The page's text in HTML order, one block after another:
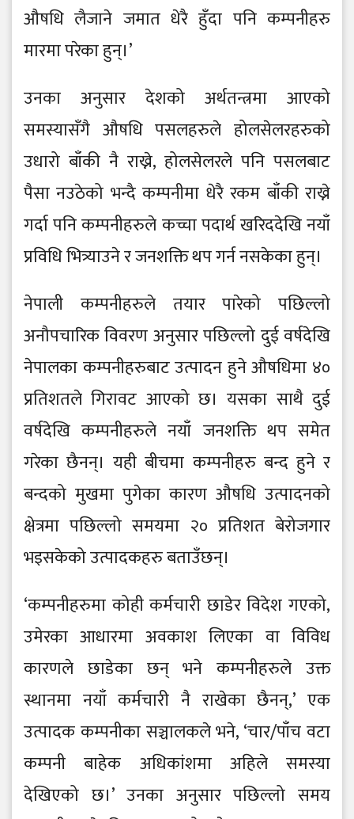
औषधि लैजाने जमात धेरै हुँदा पनि कम्पनीहरु
मारमा परेका हुन्।’
उनका अनुसार देशको अर्थतन्त्रमा आएको
समस्यासँगै औषधि पसलहरुले होलसेलरहरुको
उधारो बाँकी नै राख्ने, होलसेलरले पनि पसलबाट
पैसा नउठेको भन्दै कम्पनीमा धेरै रकम बाँकी राख्ने
गर्दा पनि कम्पनीहरुले कच्चा पदार्थ खरिददेखि नयाँ
प्रविधि भित्र्याउने र जनशक्ति थप गर्न नसकेका हुन्।
नेपाली कम्पनीहरुले तयार पारेको पछिल्लो
अनौपचारिक विवरण अनुसार पछिल्लो दुई वर्षदेखि
नेपालका कम्पनीहरुबाट उत्पादन हुने औषधिमा ४०
प्रतिशतले गिरावट आएको छ। यसका साथै दुई
वर्षदेखि कम्पनीहरुले नयाँ जनशक्ति थप समेत
गरेका छैनन्। यही बीचमा कम्पनीहरु बन्द हुने र
बन्दको मुखमा पुगेका कारण औषधि उत्पादनको
क्षेत्रमा पछिल्लो समयमा २० प्रतिशत बेरोजगार
भइसकेको उत्पादकहरु बताउँछन्।
‘कम्पनीहरुमा कोही कर्मचारी छाडेर विदेश गएको,
उमेरका आधारमा अवकाश लिएका वा विविध
कारणले छाडेका छन् भने कम्पनीहरुले उक्त
स्थानमा नयाँ कर्मचारी नै राखेका छैनन्,’ एक
उत्पादक कम्पनीका सञ्चालकले भने, ‘चार/पाँच वटा
कम्पनी बाहेक अधिकांशमा अहिले समस्या
देखिएको छ।’ उनका अनुसार पछिल्लो समय